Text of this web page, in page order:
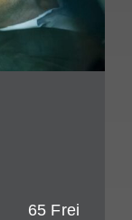
65 Frei